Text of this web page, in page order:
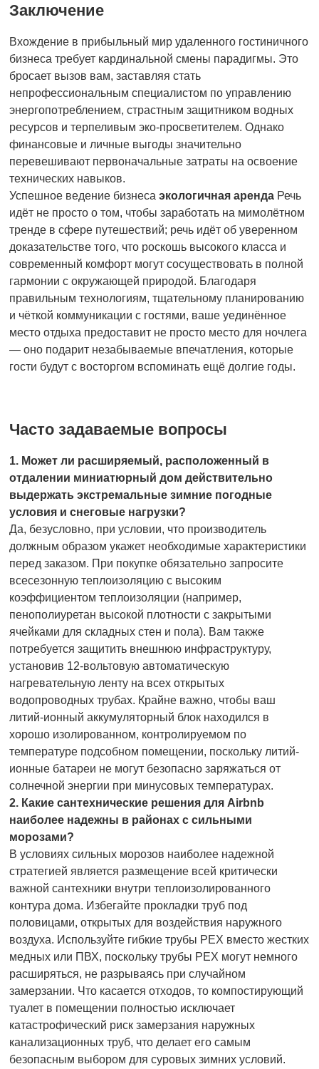
Заключение
Вхождение в прибыльный мир удаленного гостиничного
бизнеса требует кардинальной смены парадигмы. Это
бросает вызов вам, заставляя стать
непрофессиональным специалистом по управлению
энергопотреблением, страстным защитником водных
ресурсов и терпеливым эко-просветителем. Однако
финансовые и личные выгоды значительно
перевешивают первоначальные затраты на освоение
технических навыков.
Успешное ведение бизнесаэкологичная аренда Речь
идёт не просто о том, чтобы заработать на мимолётном
тренде в сфере путешествий; речь идёт об уверенном
доказательстве того, что роскошь высокого класса и
современный комфорт могут сосуществовать в полной
гармонии с окружающей природой. Благодаря
правильным технологиям, тщательному планированию
и чёткой коммуникации с гостями, ваше уединённое
место отдыха предоставит не просто место для ночлега
— оно подарит незабываемые впечатления, которые
гости будут с восторгом вспоминать ещё долгие годы.
Часто задаваемые вопросы
1. Может ли расширяемый, расположенный в
отдалении миниатюрный дом действительно
выдержать экстремальные зимние погодные
условия и снеговые нагрузки?
Да, безусловно, при условии, что производитель
должным образом укажет необходимые характеристики
перед заказом. При покупке обязательно запросите
всесезонную теплоизоляцию с высоким
коэффициентом теплоизоляции (например,
пенополиуретан высокой плотности с закрытыми
ячейками для складных стен и пола). Вам также
потребуется защитить внешнюю инфраструктуру,
установив 12-вольтовую автоматическую
нагревательную ленту на всех открытых
водопроводных трубах. Крайне важно, чтобы ваш
литий-ионный аккумуляторный блок находился в
хорошо изолированном, контролируемом по
температуре подсобном помещении, поскольку литий-
ионные батареи не могут безопасно заряжаться от
солнечной энергии при минусовых температурах.
2. Какие сантехнические решения для Airbnb
наиболее надежны в районах с сильными
морозами?
В условиях сильных морозов наиболее надежной
стратегией является размещение всей критически
важной сантехники внутри теплоизолированного
контура дома. Избегайте прокладки труб под
половицами, открытых для воздействия наружного
воздуха. Используйте гибкие трубы PEX вместо жестких
медных или ПВХ, поскольку трубы PEX могут немного
расширяться, не разрываясь при случайном
замерзании. Что касается отходов, то компостирующий
туалет в помещении полностью исключает
катастрофический риск замерзания наружных
канализационных труб, что делает его самым
безопасным выбором для суровых зимних условий.